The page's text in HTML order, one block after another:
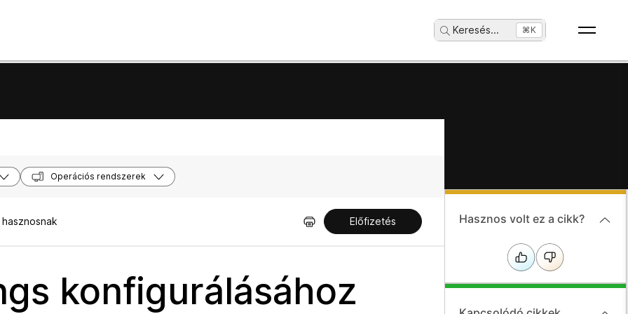
Keresés... ⌘K
Operációs rendszerek
Előfizetés
konfigurálásához
Hasznos volt ez a cikk?